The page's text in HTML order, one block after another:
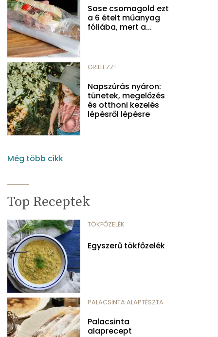
Sose csomagold ezt
a 6 ételt műanyag
fóliába, mert a...
GRILLEZZ!
Napszúrás nyáron:
tünetek, megelőzés
és otthoni kezelés
lépésről lépésre
Még több cikk
Top Receptek
TÖKFŐZELÉK
Egyszerű tökfőzelék
PALACSINTA ALAPTÉSZTA
Palacsinta
alaprecept